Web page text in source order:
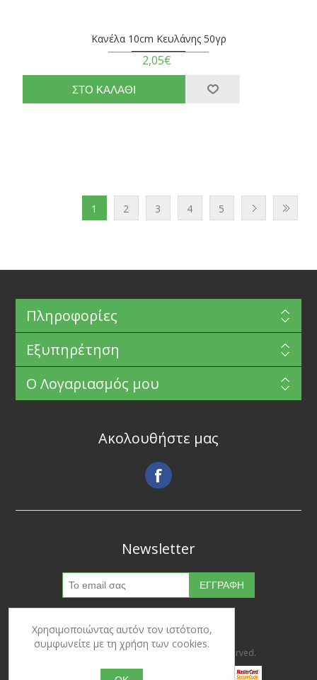
Κανέλα 10cm Κευλάνης 50γρ
2,05€
1 2 3 4 5
Πληροφορίες
Εξυπηρέτηση
Ο Λογαριασμός μου
Ακολουθήστε μας
Newsletter
Copyright © 2026 Ypertrofes. All rights reserved.
Χρησιμοποιώντας αυτόν τον ιστότοπο,
συμφωνείτε με τη χρήση των cookies.